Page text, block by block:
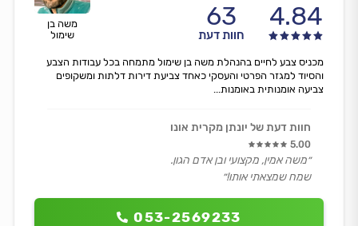
משה בן
שימול
4.84
63
חוות דעת
053-2569233
מכניס צבע לחיים בהנהלת משה בן שימול מתמחה בכל עבודות הצבע
והסיוד למגזר הפרטי והעסקי כאחד צביעת דירות דלתות ומשקופים
צביעה אומנותית באומנות...
חוות דעת של יונתן מקרית אונו
5.00
״משה אמין, מקצועי ובן אדם הגון.
שמח שמצאתי אותו!״